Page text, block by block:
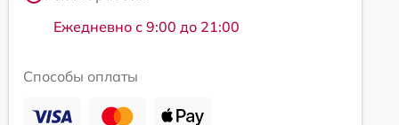
Ежедневно с 9:00 до 21:00
Способы оплаты